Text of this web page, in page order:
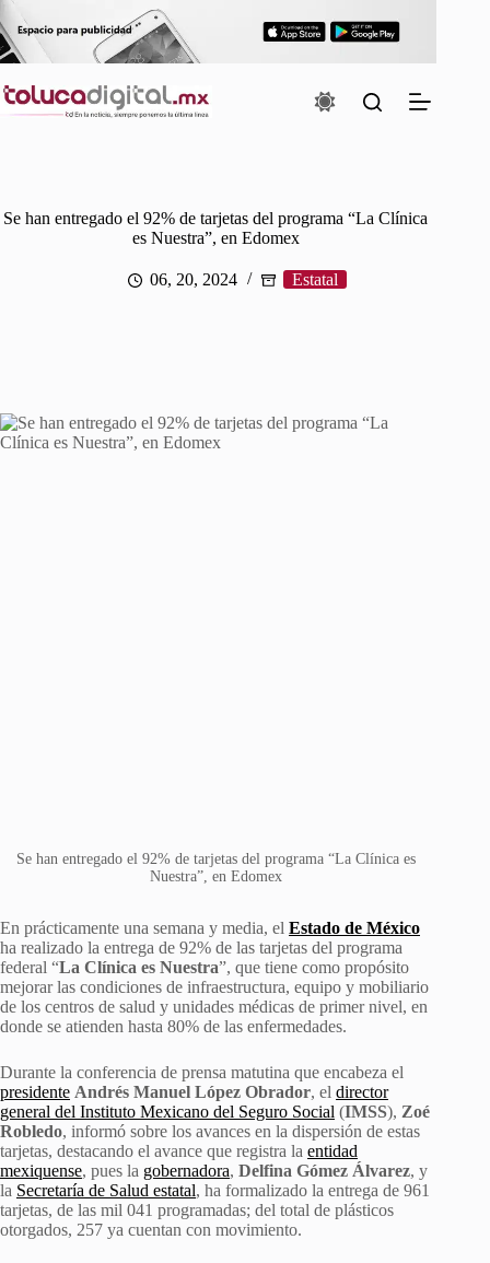
Saltar
al
contenido
Se han entregado el 92% de tarjetas del programa “La Clínica
es Nuestra”, en Edomex
06, 20, 2024 Estatal
Se han entregado el 92% de tarjetas del programa “La Clínica es
Nuestra”, en Edomex
En prácticamente una semana y media, el Estado de México
ha realizado la entrega de 92% de las tarjetas del programa
federal “La Clínica es Nuestra”, que tiene como propósito
mejorar las condiciones de infraestructura, equipo y mobiliario
de los centros de salud y unidades médicas de primer nivel, en
donde se atienden hasta 80% de las enfermedades.
Durante la conferencia de prensa matutina que encabeza el
presidente Andrés Manuel López Obrador, el director
general del Instituto Mexicano del Seguro Social (IMSS), Zoé
Robledo, informó sobre los avances en la dispersión de estas
tarjetas, destacando el avance que registra la entidad
mexiquense, pues la gobernadora, Delfina Gómez Álvarez, y
la Secretaría de Salud estatal, ha formalizado la entrega de 961
tarjetas, de las mil 041 programadas; del total de plásticos
otorgados, 257 ya cuentan con movimiento.